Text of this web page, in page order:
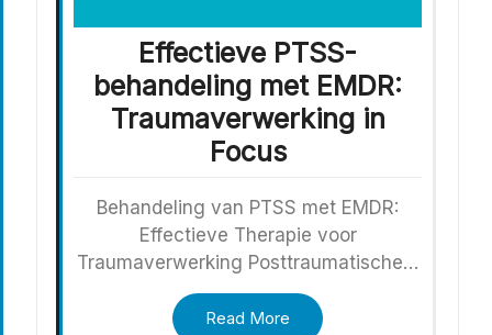
Effectieve PTSS-
behandeling met EMDR:
Traumaverwerking in
Focus
Behandeling van PTSS met EMDR:
Effectieve Therapie voor
Traumaverwerking Posttraumatische…
Read More